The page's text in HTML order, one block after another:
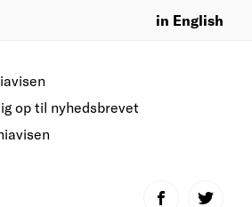
in English
op til nyhedsbrevet